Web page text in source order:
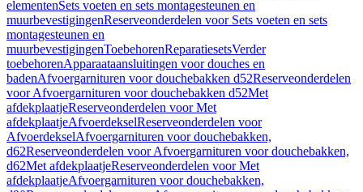
elementenSets voeten en sets montagesteunen en
muurbevestigingenReserveonderdelen voor Sets voeten en sets
montagesteunen en
muurbevestigingenToebehorenReparatiesetsVerder
toebehorenApparaataansluitingen voor douches en
badenAfvoergarnituren voor douchebakken d52Reserveonderdelen
voor Afvoergarnituren voor douchebakken d52Met
afdekplaatjeReserveonderdelen voor Met
afdekplaatjeAfvoerdekselReserveonderdelen voor
AfvoerdekselAfvoergarnituren voor douchebakken,
d62Reserveonderdelen voor Afvoergarnituren voor douchebakken,
d62Met afdekplaatjeReserveonderdelen voor Met
afdekplaatjeAfvoergarnituren voor douchebakken,